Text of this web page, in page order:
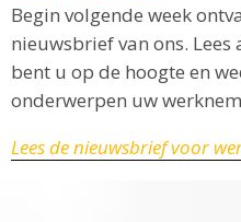
Begin volgende week
nieuwsbrief van ons.
bent u op de hoogte en
onderwerpen uw
Lees de nieuwsbrief voor